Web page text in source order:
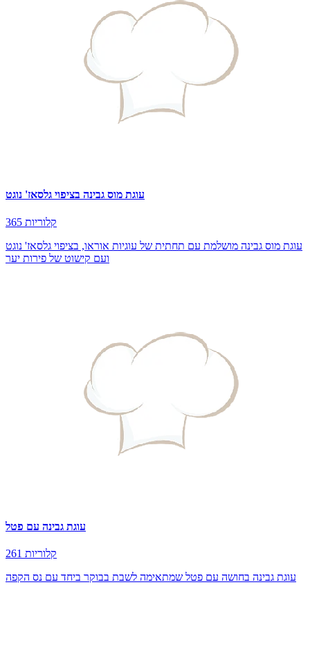
עוגת מוס גבינה בציפוי גלסאז' נוגט
365 קלוריות
עוגת מוס גבינה מושלמת עם תחתית של עוגיות אוראו, בציפוי גלסאז' נוגט
ועם קישוט של פירות יער
עוגת גבינה עם פטל
261 קלוריות
עוגת גבינה בחושה עם פטל שמתאימה לשבת בבוקר ביחד עם נס הקפה